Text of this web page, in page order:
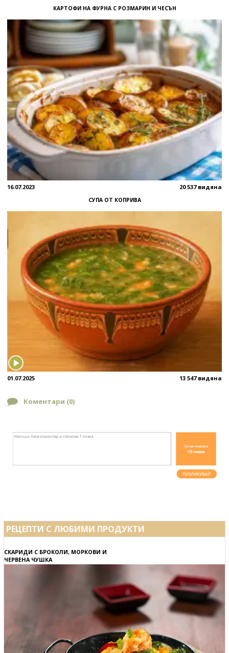
КАРТОФИ НА ФУРНА С РОЗМАРИН И ЧЕСЪН
16.07.2023 20 537 видяна
СУПА ОТ КОПРИВА
01.07.2025 13 547 видяна
Коментари (0)
РЕЦЕПТИ С ЛЮБИМИ ПРОДУКТИ
СКАРИДИ С БРОКОЛИ, МОРКОВИ И
ЧЕРВЕНА ЧУШКА